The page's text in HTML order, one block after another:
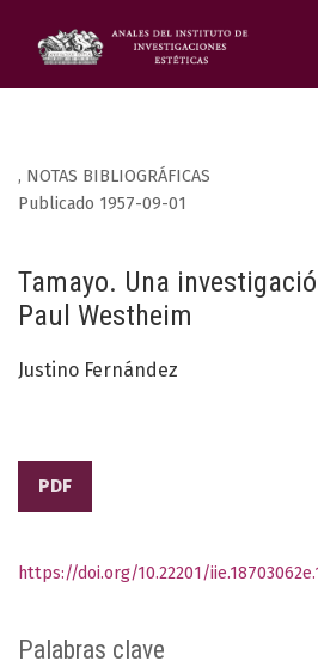
, NOTAS BIBLIOGRÁFICAS
Tamayo. Una
Paul Westheim
Publicado 1957-09-01
Justino Fernández
PDF
Palabras clave
https://doi.org/10.22201/